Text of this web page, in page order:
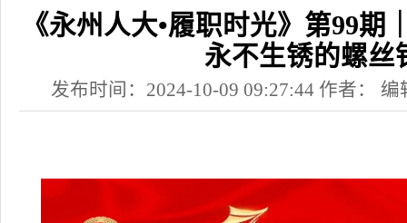
《永州人大•履职时光》第99期
永不生锈的螺丝
发布时间：2024-10-09 09:27:44 作者：